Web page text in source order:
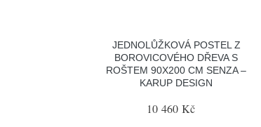
JEDNOLŮŽKOVÁ POSTEL Z
BOROVICOVÉHO DŘEVA S
ROŠTEM 90X200 CM SENZA –
KARUP DESIGN
10 460 Kč